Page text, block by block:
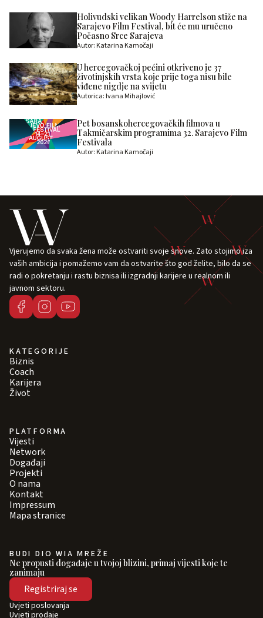
Holivudski velikan Woody Harrelson stiže na
Sarajevo Film Festival, bit će mu uručeno
Počasno Srce Sarajeva
Autor: Katarina Kamočaji
U hercegovačkoj pećini otkriveno je 37
životinjskih vrsta koje prije toga nisu bile
viđene nigdje na svijetu
Autorica: Ivana Mihajlović
Pet bosanskohercegovačkih filmova u
Takmičarskim programima 32. Sarajevo Film
Festivala
Autor: Katarina Kamočaji
Vjerujemo da svaka žena može ostvariti svoje snove. Zato stojimo iza
vaših ambicija i pomažemo vam da ostvarite što god želite, bilo da se
radi o pokretanju i rastu biznisa ili izgradnji karijere u realnom ili
javnom sektoru.
KATEGORIJE
Biznis
Coach
Karijera
Život
PLATFORMA
Vijesti
Network
Događaji
Projekti
O nama
Kontakt
Impressum
Mapa stranice
BUDI DIO WIA MREŽE
Ne propusti događaje u tvojoj blizini, primaj vijesti koje te
zanimaju
Registriraj se
Uvjeti poslovanja
Uvjeti prodaje